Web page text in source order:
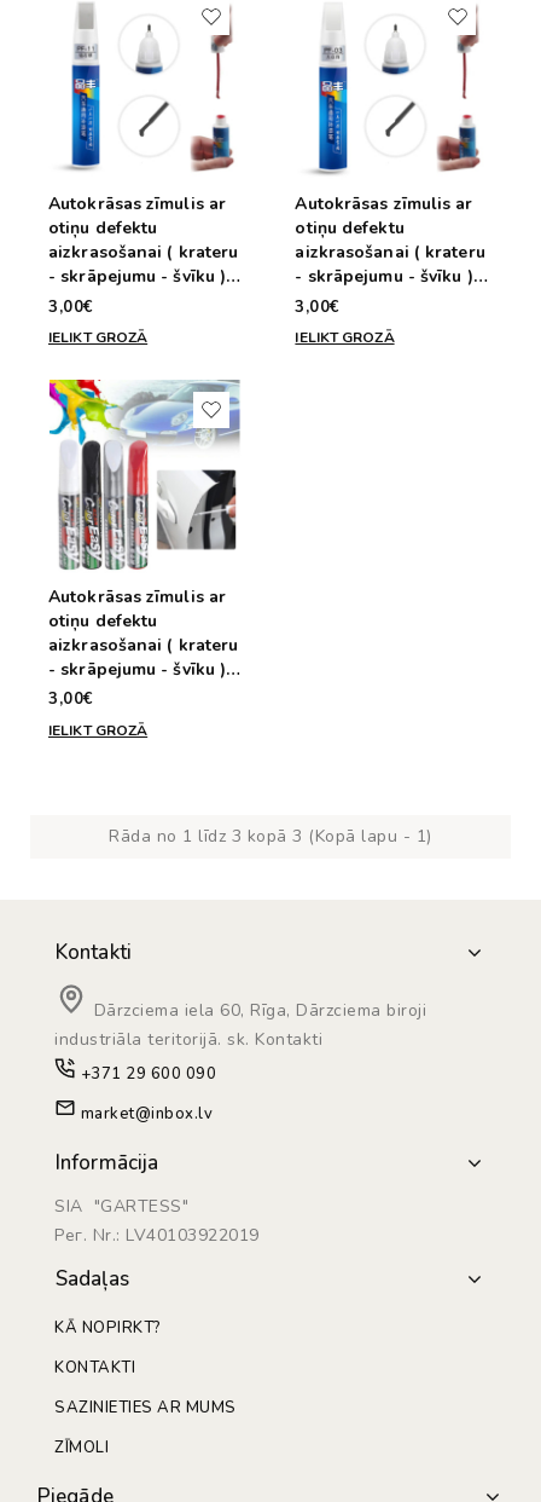
Autokrāsas zīmulis ar
otiņu defektu
aizkrasošanai ( krateru
- skrāpejumu - švīku )
Sudraba krāsa
3,00€
IELIKT GROZĀ
Autokrāsas zīmulis ar
otiņu defektu
aizkrasošanai ( krateru
- skrāpejumu - švīku )
Balta krāsa
3,00€
IELIKT GROZĀ
Autokrāsas zīmulis ar
otiņu defektu
aizkrasošanai ( krateru
- skrāpejumu - švīku )
melna krāsa
3,00€
IELIKT GROZĀ
Rāda no 1 līdz 3 kopā 3 (Kopā lapu - 1)
Kontakti
Dārzciema iela 60, Rīga, Dārzciema biroji
industriāla teritorijā. sk. Kontakti
+371 29 600 090
market@inbox.lv
Informācija
SIA "GARTESS"
Рег. Nr.: LV40103922019
Sadaļas
KĀ NOPIRKT?
KONTAKTI
SAZINIETIES AR MUMS
ZĪMOLI
Piegāde